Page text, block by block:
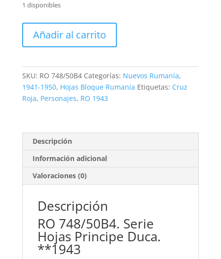
1 disponibles
748/50B4.
Principe
Duca.
**1943
Añadir al carrito
SKU: RO 748/50B4 Categorías: Nuevos Rumanía,
1941-1950, Hojas Bloque Rumanía Etiquetas: Cruz
Roja, Personajes, RO 1943
Descripción
Información adicional
Valoraciones (0)
Descripción
RO 748/50B4. Serie
Hojas Principe Duca.
**1943